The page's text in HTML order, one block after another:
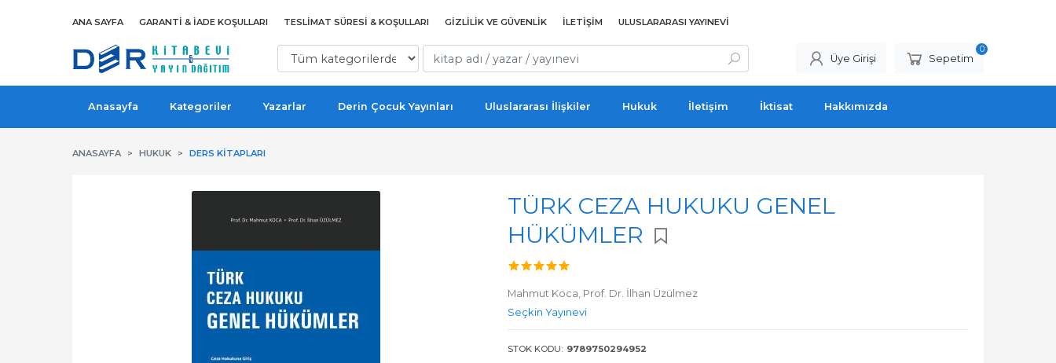
ANA SAYFA GARANTI & İADE KOŞULLARI TESLIMAT SÜRESI & KOŞULLARI GIZLILIK VE GÜVENLIK İLETIŞIM ULUSLARARASI YAYINEVI
Üye Girişi Sepetim
0
Anasayfa Kategoriler Yazarlar Derin Çocuk Yayınları Uluslararası İlişkiler Hukuk İletişim İktisat Hakkımızda
ANASAYFA HUKUK DERS KITAPLARI
TÜRK CEZA HUKUKU GENEL
HÜKÜMLER
Mahmut Koca, Prof. Dr. İlhan Üzülmez
Seçkin Yayınevi
STOK KODU: 9789750294952